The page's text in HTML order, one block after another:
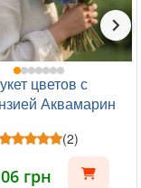
цветов с
Аквамарин
(2)
грн